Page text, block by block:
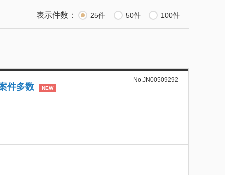
表示件数： 25件 50件 100件
件多数
No.JN00509292
NEW